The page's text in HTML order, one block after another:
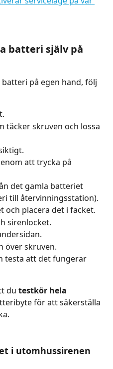
batteri själv på
på egen hand, följ
täcker skruven och lossa
att trycka på
det gamla batteriet
till återvinningsstation).
och placera det i facket.
sirenlocket.
över skruven.
testa att det fungerar
du testkör hela
för att säkerställa
i utomhussirenen